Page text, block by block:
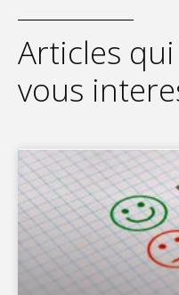
Articles
vous